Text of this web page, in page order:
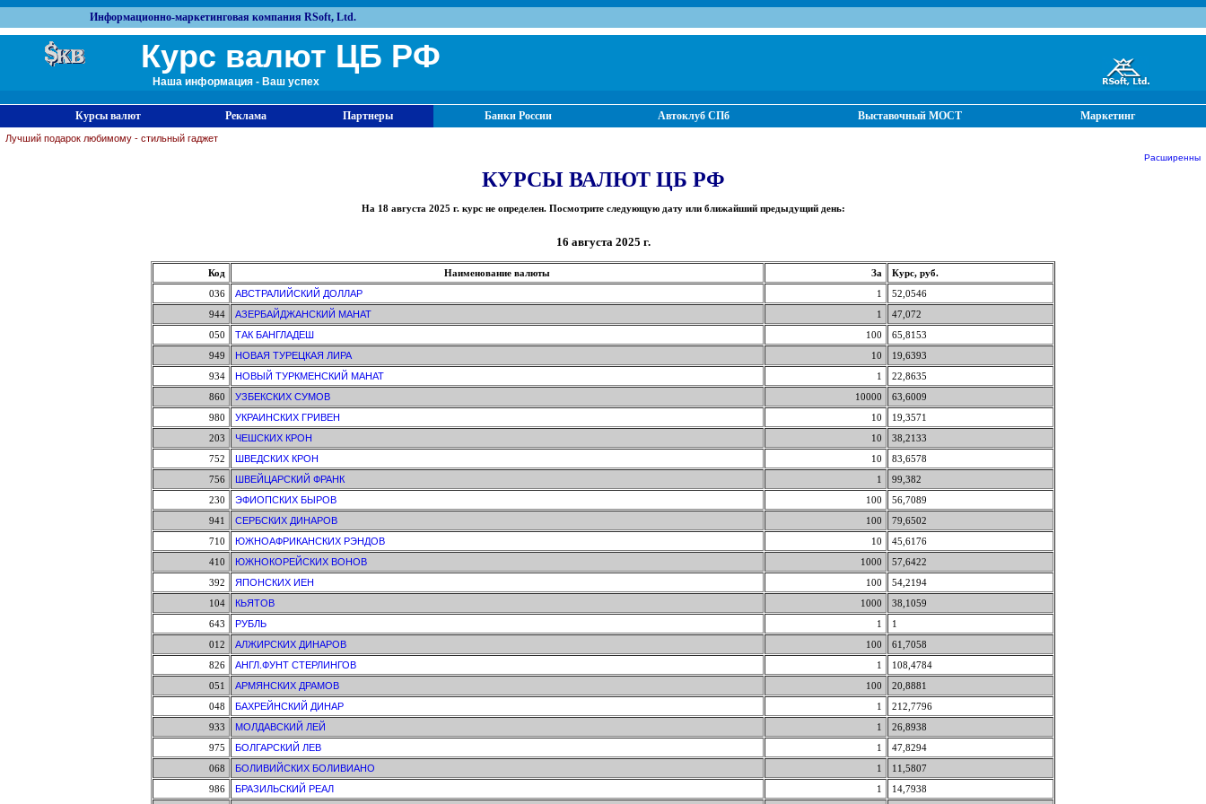
Информационно-маркетинговая компания RSoft, Ltd.
Курс валют ЦБ РФ
Наша информация - Ваш успех
Курсы валют Реклама Партнеры Банки России Автоклуб СПб Выставочный МОСТ Маркетинг
Лучший подарок любимому - стильный гаджет
Расширенные
КУРСЫ ВАЛЮТ ЦБ РФ
На 18 августа 2025 г. курс не определен. Посмотрите следующую дату или ближайший предыдущий день:
16 августа 2025 г.
Код Наименование валюты За
Курс, руб.
036
АВСТРАЛИЙСКИЙ ДОЛЛАР 1
52,0546
944
АЗЕРБАЙДЖАНСКИЙ МАНАТ 1
47,072
050
ТАК БАНГЛАДЕШ 100
65,8153
949
НОВАЯ ТУРЕЦКАЯ ЛИРА 10
19,6393
934
НОВЫЙ ТУРКМЕНСКИЙ МАНАТ 1
22,8635
860
УЗБЕКСКИХ СУМОВ 10000
63,6009
980
УКРАИНСКИХ ГРИВЕН 10
19,3571
203
ЧЕШСКИХ КРОН 10
38,2133
752
ШВЕДСКИХ КРОН 10
83,6578
756
ШВЕЙЦАРСКИЙ ФРАНК 1
99,382
230
ЭФИОПСКИХ БЫРОВ 100
56,7089
941
СЕРБСКИХ ДИНАРОВ 100
79,6502
710
ЮЖНОАФРИКАНСКИХ РЭНДОВ 10
45,6176
410
ЮЖНОКОРЕЙСКИХ ВОНОВ 1000
57,6422
392
ЯПОНСКИХ ИЕН 100
54,2194
104
КЬЯТОВ 1000
38,1059
643
РУБЛЬ 1
1
012
АЛЖИРСКИХ ДИНАРОВ 100
61,7058
826
АНГЛ.ФУНТ СТЕРЛИНГОВ 1
108,4784
051
АРМЯНСКИХ ДРАМОВ 100
20,8881
048
БАХРЕЙНСКИЙ ДИНАР 1
212,7796
933
МОЛДАВСКИЙ ЛЕЙ 1
26,8938
975
БОЛГАРСКИЙ ЛЕВ 1
47,8294
068
БОЛИВИЙСКИХ БОЛИВИАНО 1
11,5807
986
БРАЗИЛЬСКИЙ РЕАЛ 1
14,7938